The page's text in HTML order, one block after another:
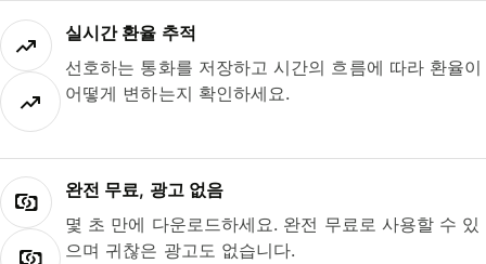
실시간 환율 추적
선호하는 통화를 저장하고 시간의 흐름에 따라 환율이
어떻게 변하는지 확인하세요.
완전 무료, 광고 없음
몇 초 만에 다운로드하세요. 완전 무료로 사용할 수 있
으며 귀찮은 광고도 없습니다.